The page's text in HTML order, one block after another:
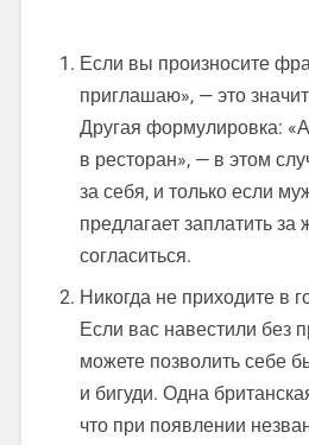
Если вы произносите
приглашаю», — это
Другая формулировка:
в ресторан», — в этом
за себя, и только если
предлагает заплатить
согласиться.
Никогда не приходите в
Если вас навестили без
можете позволить себе
и бигуди. Одна
что при появлении